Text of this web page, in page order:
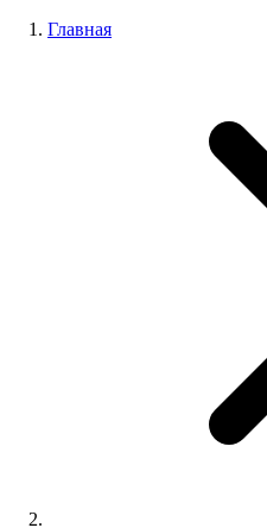
Главная